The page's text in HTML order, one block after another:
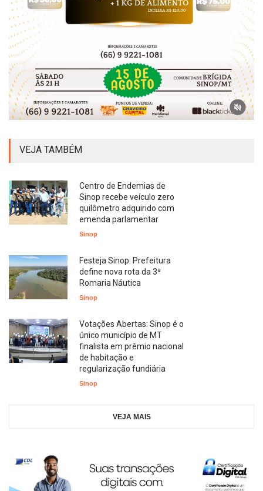
VEJA TAMBÉM
Centro de Endemias de
Sinop recebe veículo zero
quilômetro adquirido com
emenda parlamentar
Sinop
Festeja Sinop: Prefeitura
define nova rota da 3ª
Romaria Náutica
Sinop
Votações Abertas: Sinop é o
único município de MT
finalista em prêmio nacional
de habitação e
regularização fundiária
Sinop
VEJA MAIS